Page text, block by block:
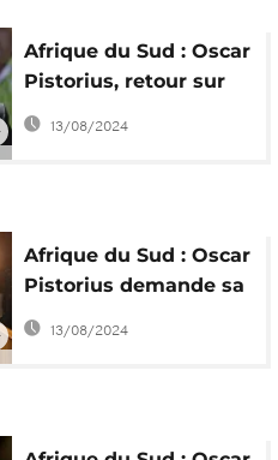
Afrique du Sud : Oscar
Pistorius, retour sur
un destin brisé
13/08/2024
Afrique du Sud : Oscar
Pistorius demande sa
libération
conditionnelle
13/08/2024